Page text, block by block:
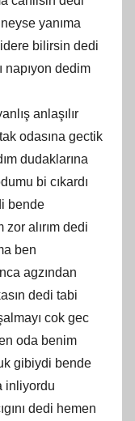
yanıma
bilirsin dedi
napıyon dedim
anlaşılır
odasına gectik
dudaklarına
bi cıkardı
bende
alırım dedi
ben
agzından
dedi tabi
cok gec
oda benim
gibiydi bende
inliyordu
dedi hemen